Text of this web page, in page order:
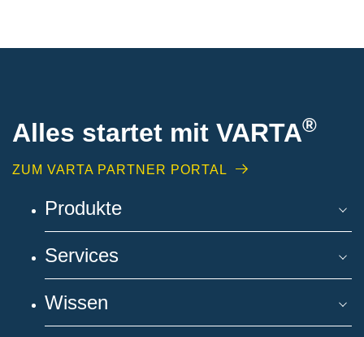
Alles startet mit VARTA®
ZUM VARTA PARTNER PORTAL
Produkte
Services
Wissen